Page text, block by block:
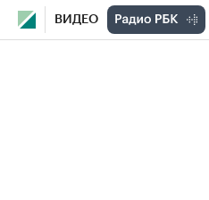
ВИДЕО